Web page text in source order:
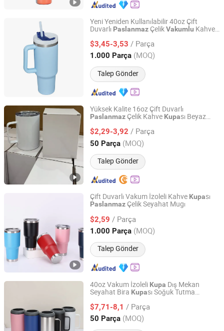
Yeni Yeniden Kullanılabilir 40oz Çift
Duvarlı Paslanmaz ÇelikVakumlu Kahve
$3,45-3,53 / Parça
1.000 Parça (MOQ)
Talep Gönder
Taizhou Shike Plastics Co., Ltd.
Zhejiang, China Fiyat 2019
Yüksek Kalite 16oz Çift Duvarlı
Paslanmaz Çelik Kahve Kupası Beyaz
Boşları Dış Mekan Kullanımı için
$2,29-3,92 / Parça
50 Parça (MOQ)
Talep Gönder
Zhanjiang Wangmao Electronic Technology Co., Ltd
Guangdong, China Fiyat 2025
Çift Duvarlı Vakum İzoleli Kahve Kupası
Paslanmaz Çelik Seyahat Mugı
$2,59 / Parça
1.000 Parça (MOQ)
Talep Gönder
Guangzhou Joyou Daily Necessities Co.,LTD
Guangdong, China Fiyat 2026
40oz Vakum İzoleli Kupa Dış Mekan
Seyahat Bira Kupası Soğuk Tutma
$7,71-8,1 / Parça
50 Parça (MOQ)
Eleven International Trade (Hangzhou) Co., Ltd.
Zhejiang, China Fiyat 2025